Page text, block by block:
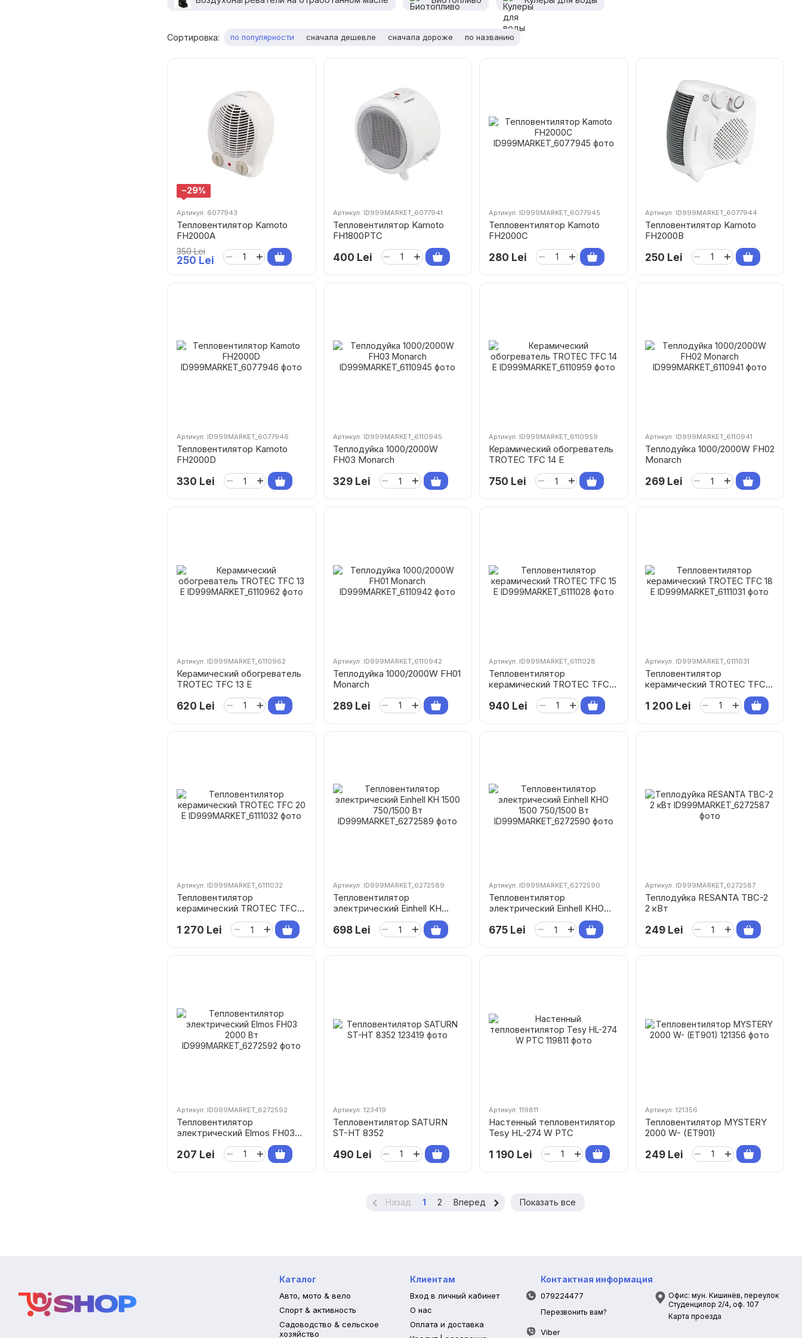
Сортировка: по популярности сначала дешевле сначала дороже по названию
−29%
Артикул: 6077943
Тепловентилятор Kamoto
FH2000A
350 Lei
250 Lei
Артикул: ID999MARKET_6077941
Тепловентилятор Kamoto
FH1800PTC
400 Lei
Артикул: ID999MARKET_6077945
Тепловентилятор Kamoto
FH2000C
280 Lei
Артикул: ID999MARKET_6077944
Тепловентилятор Kamoto
FH2000B
250 Lei
Артикул: ID999MARKET_6077946
Тепловентилятор Kamoto
FH2000D
330 Lei
Артикул: ID999MARKET_6110945
Теплодуйка 1000/2000W
FH03 Monarch
329 Lei
Артикул: ID999MARKET_6110959
Керамический обогреватель
TROTEC TFC 14 E
750 Lei
Артикул: ID999MARKET_6110941
Теплодуйка 1000/2000W FH02
Monarch
269 Lei
Артикул: ID999MARKET_6110962
Керамический обогреватель
TROTEC TFC 13 E
620 Lei
Артикул: ID999MARKET_6110942
Теплодуйка 1000/2000W FH01
Monarch
289 Lei
Артикул: ID999MARKET_6111028
Тепловентилятор
керамический TROTEC TFC
940 Lei
Артикул: ID999MARKET_6111031
Тепловентилятор
керамический TROTEC TFC
1 200 Lei
Артикул: ID999MARKET_6111032
Тепловентилятор
керамический TROTEC TFC
1 270 Lei
Артикул: ID999MARKET_6272589
Тепловентилятор
электрический Einhell KH
1500 750/1500 Вт
698 Lei
Артикул: ID999MARKET_6272590
Тепловентилятор
электрический Einhell KHO
1500 750/1500 Вт
675 Lei
Артикул: ID999MARKET_6272587
Теплодуйка RESANTA TBC-2
2 кВт
249 Lei
Артикул: ID999MARKET_6272592
Тепловентилятор
электрический Elmos FH03
207 Lei
Артикул: 123419
Тепловентилятор SATURN
ST-HT 8352
490 Lei
Артикул: 119811
Настенный тепловентилятор
Tesy HL-274 W PTC
1 190 Lei
Артикул: 121356
Тепловентилятор MYSTERY
2000 W- (ET901)
249 Lei
Назад 1 2 Вперед Показать все
Каталог
Авто, мото & вело
Спорт & активность
Садоводство & сельское
хозяйство
Клиентам
Вход в личный кабинет
О нас
Оплата и доставка
Контактная информация
079224477
Перезвонить вам?
Viber
Офис: мун. Кишинёв, переулок
Студенцилор 2/4, оф. 107
Карта проезда